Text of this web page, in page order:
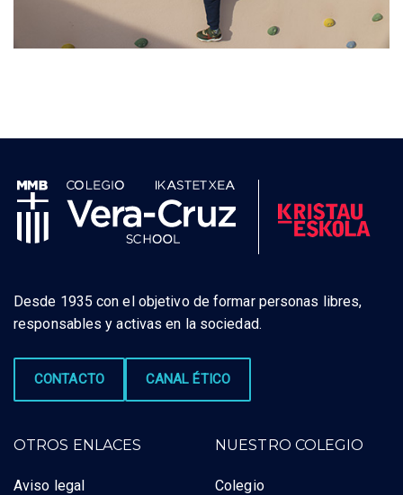
Desde 1935 con el objetivo de formar personas libres,
responsables y activas en la sociedad.
CONTACTO CANAL ÉTICO
OTROS ENLACES
Aviso legal
NUESTRO COLEGIO
Colegio